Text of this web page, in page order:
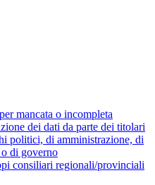
mancata o incompleta
dei dati da parte dei titolari
politici, di amministrazione, di
di governo
consiliari regionali/provinciali